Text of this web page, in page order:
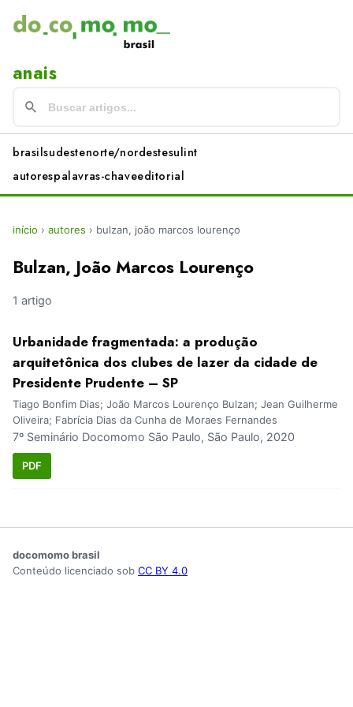
anais
brasilsudestenorte/nordestesulint
autorespalavras-chaveeditorial
início › autores › bulzan, joão marcos lourenço
Bulzan, João Marcos Lourenço
1 artigo
Urbanidade fragmentada: a produção
arquitetônica dos clubes de lazer da cidade de
Presidente Prudente – SP
Tiago Bonfim Dias; João Marcos Lourenço Bulzan; Jean Guilherme
Oliveira; Fabrícia Dias da Cunha de Moraes Fernandes
7º Seminário Docomomo São Paulo, São Paulo, 2020
PDF
docomomo brasil
Conteúdo licenciado sob CC BY 4.0